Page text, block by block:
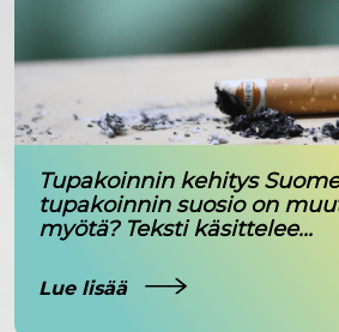
Tupakoinnin kehitys
tupakoinnin suosio on
myötä? Teksti käsittelee...
Lue lisää